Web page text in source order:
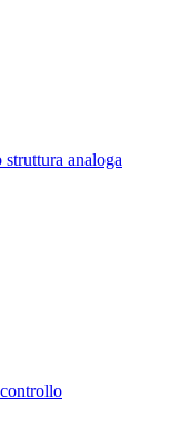
analoga